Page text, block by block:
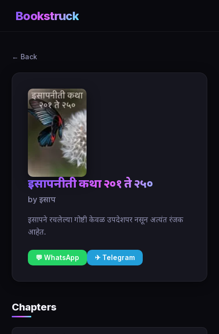
Bookstruck
← Back
इसापनीती कथा २०१ ते २५०
by इसाप
इसापने रचलेल्या गोष्टी केवळ उपदेशपर नसून अत्यंत रंजक
आहेत.
💬 WhatsApp ✈ Telegram
Chapters